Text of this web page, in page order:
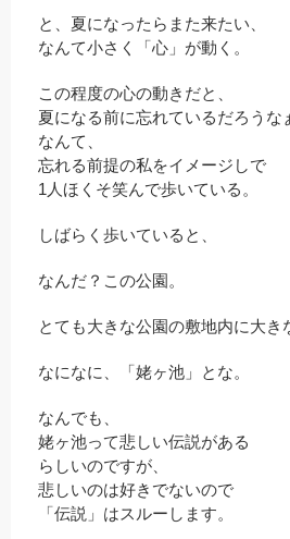
と、夏になったらまた来たい、
なんて小さく「心」が動く。
この程度の心の動きだと、
夏になる前に忘れているだろうな
なんて、
忘れる前提の私をイメージしで
1人ほくそ笑んで歩いている。
しばらく歩いていると、
なんだ？この公園。
とても大きな公園の敷地内に大き
なになに、「姥ヶ池」とな。
なんでも、
姥ヶ池って悲しい伝説がある
らしいのですが、
悲しいのは好きでないので
「伝説」はスルーします。